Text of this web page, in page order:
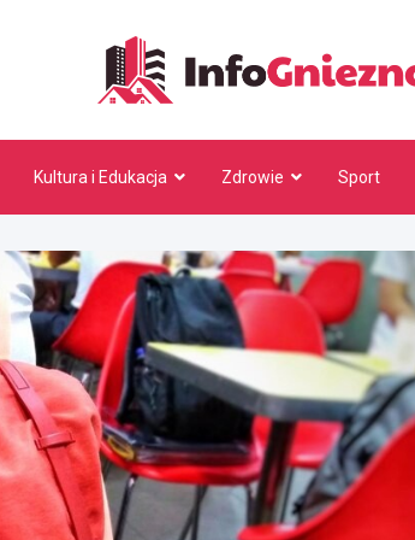
Kultura i Edukacja Zdrowie Sport